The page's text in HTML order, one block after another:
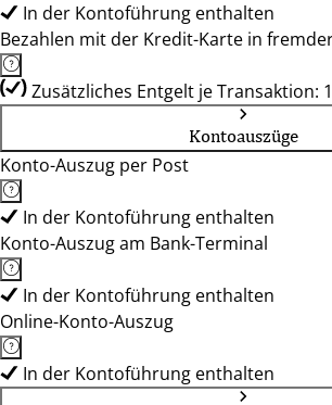
In der Kontoführung enthalten
Bezahlen mit der Kredit-Karte in
Zusätzliches Entgelt je Transaktion:
Kontoauszüge
Konto-Auszug per Post
In der Kontoführung enthalten
Konto-Auszug am Bank-Terminal
In der Kontoführung enthalten
Online-Konto-Auszug
In der Kontoführung enthalten